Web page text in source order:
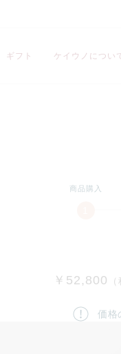
ギフト ケイウノについ
商品購入
￥52,800
価格